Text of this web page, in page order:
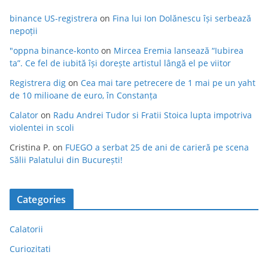
binance US-registrera on Fina lui Ion Dolănescu își serbează
nepoții
"oppna binance-konto on Mircea Eremia lansează “Iubirea
ta”. Ce fel de iubită își dorește artistul lângă el pe viitor
Registrera dig on Cea mai tare petrecere de 1 mai pe un yaht
de 10 milioane de euro, în Constanța
Calator on Radu Andrei Tudor si Fratii Stoica lupta impotriva
violentei in scoli
Cristina P. on FUEGO a serbat 25 de ani de carieră pe scena
Sălii Palatului din București!
Categories
Calatorii
Curiozitati